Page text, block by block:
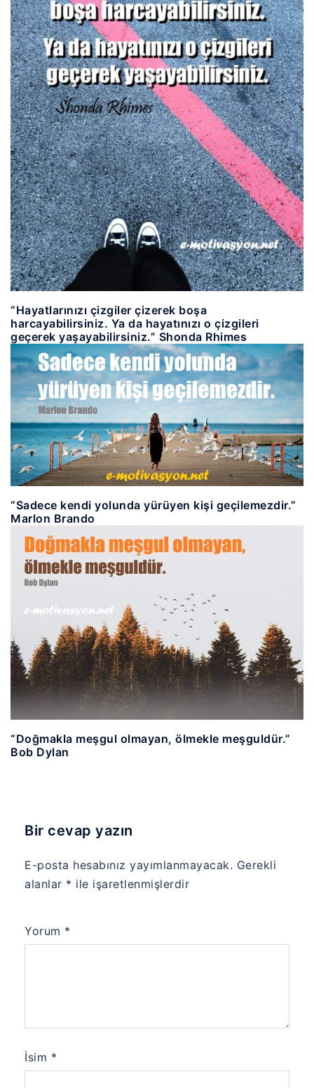
“Hayatlarınızı çizgiler çizerek boşa
harcayabilirsiniz. Ya da hayatınızı o çizgileri
geçerek yaşayabilirsiniz.” Shonda Rhimes
“Sadece kendi yolunda yürüyen kişi geçilemezdir.”
Marlon Brando
“Doğmakla meşgul olmayan, ölmekle meşguldür.”
Bob Dylan
Bir cevap yazın
E-posta hesabınız yayımlanmayacak. Gerekli
alanlar * ile işaretlenmişlerdir
Yorum *
İsim *